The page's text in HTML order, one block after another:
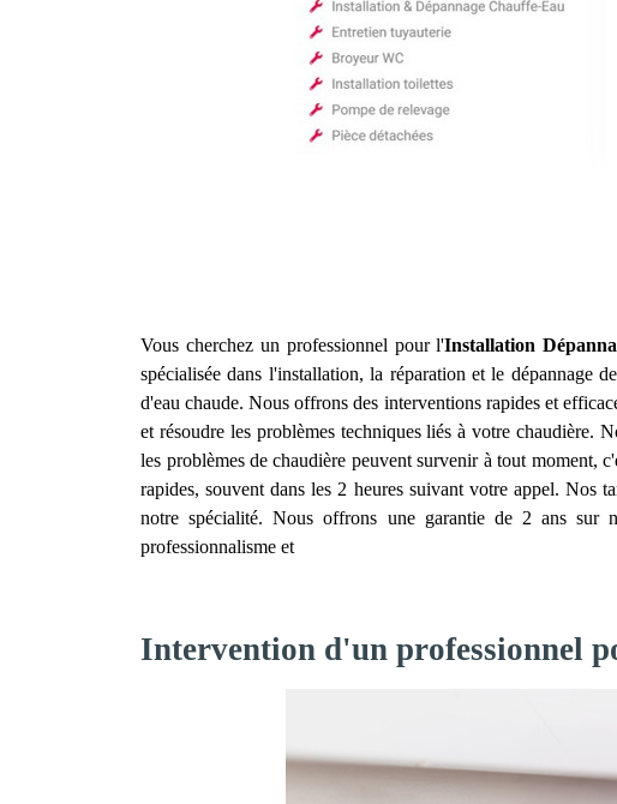
Vous cherchez un professionnel pour l'Installation
spécialisée dans l'installation, la réparation et le dépannage
d'eau chaude. Nous offrons des interventions rapides et
et résoudre les problèmes techniques liés à votre chaudière.
les problèmes de chaudière peuvent survenir à tout moment,
rapides, souvent dans les 2 heures suivant votre appel. Nos
notre spécialité. Nous offrons une garantie de 2 ans sur
professionnalisme et
Intervention d'un professionnel